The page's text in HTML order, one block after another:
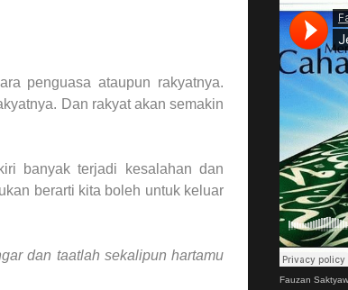
penguasa ataupun rakyatnya.
Dan rakyat akan semakin
banyak terjadi kesalahan dan
berarti kita boleh untuk keluar
dan taatlah sekalipun hartamu
Fauzan